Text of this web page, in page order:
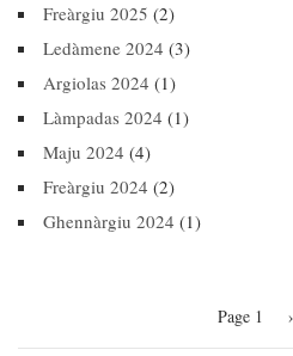
Freàrgiu 2025 (2)
Ledàmene 2024 (3)
Argiolas 2024 (1)
Làmpadas 2024 (1)
Maju 2024 (4)
Freàrgiu 2024 (2)
Ghennàrgiu 2024 (1)
Page 1